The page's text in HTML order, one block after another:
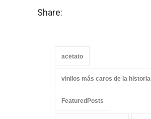
Share:
acetato
vinilos más caros de la historia
FeaturedPosts